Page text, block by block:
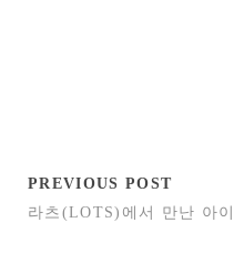
PREVIOUS POST
라츠(LOTS)에서 만난 아